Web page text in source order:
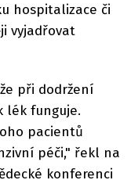
hospitalizace či
vyjadřovat
při dodržení
lék funguje.
pacientů
péči," řekl na
konferenci